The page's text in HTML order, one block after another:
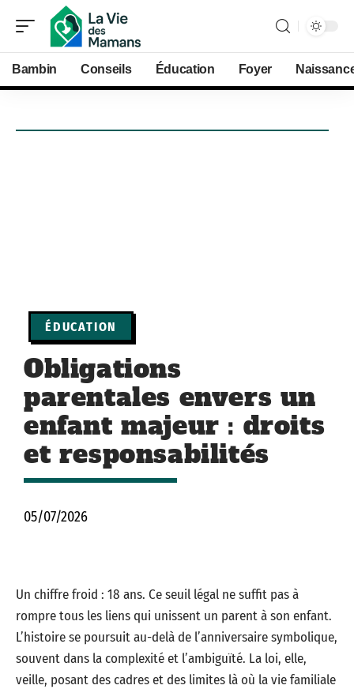
Bambin Conseils Éducation Foyer
ÉDUCATION
Obligations
parentales envers un
enfant majeur : droits
et responsabilités
05/07/2026
Un chiffre froid : 18 ans. Ce seuil légal ne suffit pas à
rompre tous les liens qui unissent un parent à son enfant.
L’histoire se poursuit au-delà de l’anniversaire symbolique,
souvent dans la complexité et l’ambiguïté. La loi, elle,
veille, posant des cadres et des limites là où la vie familiale